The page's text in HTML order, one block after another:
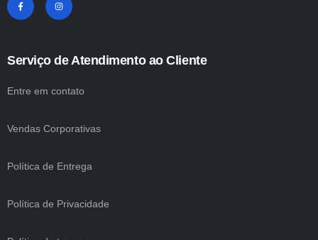
Serviço de Atendimento ao Cliente
Entre em contato
Vendas Corporativas
Política de Entrega
Política de Privacidade